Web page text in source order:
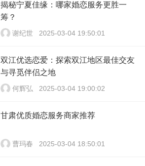
揭秘宁夏佳缘：哪家婚恋服务更胜一
筹？
谢纪世 2025-03-04 19:50:01
双江优选恋爱：探索双江地区最佳交友
与寻觅伴侣之地
何辉弘 2025-03-04 19:00:02
甘肃优质婚恋服务商家推荐
曹玛春 2025-03-04 18:50:01